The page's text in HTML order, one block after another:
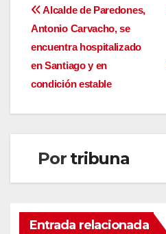
Navegación
de
entradas
Alcalde de Paredones,
Antonio Carvacho, se
encuentra hospitalizado
en Santiago y en
condición estable
Por tribuna
Entrada relacionada